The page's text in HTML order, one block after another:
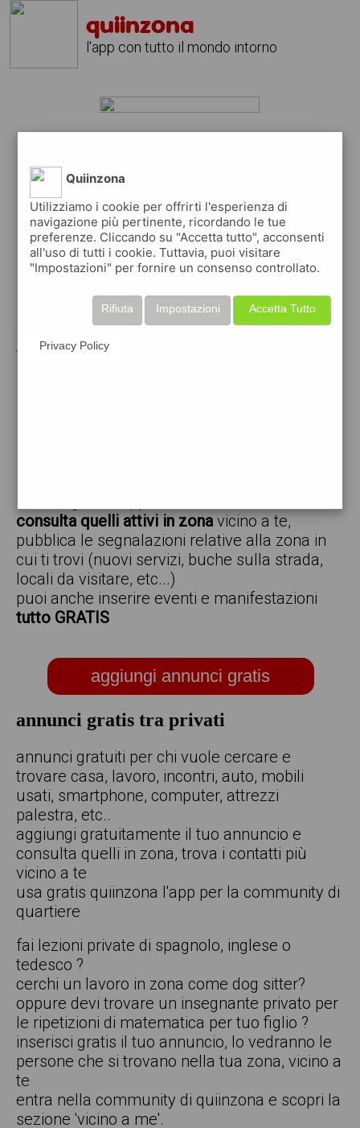
quiinzona
l'app con tutto il mondo intorno
zevio?
↴
scarica gratis app
pubblica gratis i tuoi annunci
tuoi annunci per :
consulta quelli attivi in zona vicino a te,
pubblica le segnalazioni relative alla zona in
cui ti trovi (nuovi servizi, buche sulla strada,
locali da visitare, etc...)
puoi anche inserire eventi e manifestazioni
tutto GRATIS
aggiungi annunci gratis
annunci gratis tra privati
annunci gratuiti per chi vuole cercare e
trovare casa, lavoro, incontri, auto, mobili
usati, smartphone, computer, attrezzi
palestra, etc..
aggiungi gratuitamente il tuo annuncio e
consulta quelli in zona, trova i contatti più
vicino a te
usa gratis quiinzona l'app per la community di
quartiere
fai lezioni private di spagnolo, inglese o
tedesco ?
cerchi un lavoro in zona come dog sitter?
oppure devi trovare un insegnante privato per
le ripetizioni di matematica per tuo figlio ?
inserisci gratis il tuo annuncio, lo vedranno le
persone che si trovano nella tua zona, vicino a
te
entra nella community di quiinzona e scopri la
sezione 'vicino a me'.
Quiinzona
Utilizziamo i cookie per offrirti l'esperienza di
navigazione più pertinente, ricordando le tue
preferenze. Cliccando su "Accetta tutto", acconsenti
all'uso di tutti i cookie. Tuttavia, puoi visitare
"Impostazioni" per fornire un consenso controllato.
Accetta Tutto
Impostazioni
Rifiuta
Privacy Policy